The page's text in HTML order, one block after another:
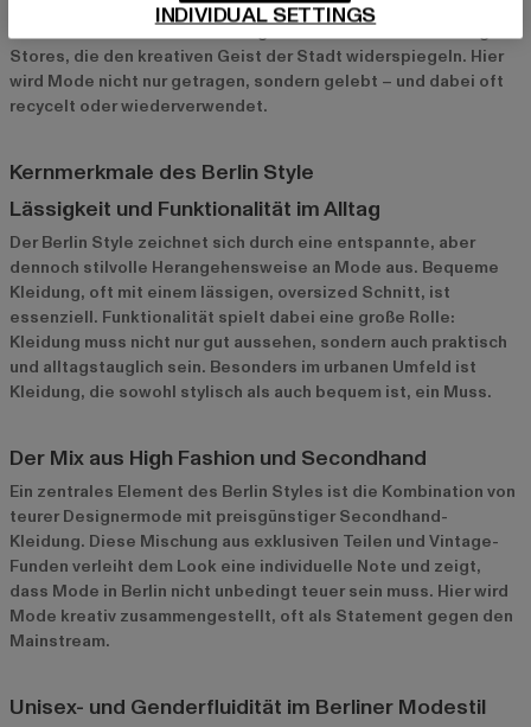
die Berliner Clubs, in denen neue Trends entstehen. Berlin ist
auch bekannt für seine vielfältigen Secondhand- und Vintage-
Stores, die den kreativen Geist der Stadt widerspiegeln. Hier
wird Mode nicht nur getragen, sondern gelebt – und dabei oft
recycelt oder wiederverwendet.
Kernmerkmale des Berlin Style
Lässigkeit und Funktionalität im Alltag
Der Berlin Style zeichnet sich durch eine entspannte, aber
dennoch stilvolle Herangehensweise an Mode aus. Bequeme
Kleidung, oft mit einem lässigen, oversized Schnitt, ist
essenziell. Funktionalität spielt dabei eine große Rolle:
Kleidung muss nicht nur gut aussehen, sondern auch praktisch
und alltagstauglich sein. Besonders im urbanen Umfeld ist
Kleidung, die sowohl stylisch als auch bequem ist, ein Muss.
Der Mix aus High Fashion und Secondhand
Ein zentrales Element des Berlin Styles ist die Kombination von
teurer Designermode mit preisgünstiger Secondhand-
Kleidung. Diese Mischung aus exklusiven Teilen und Vintage-
Funden verleiht dem Look eine individuelle Note und zeigt,
dass Mode in Berlin nicht unbedingt teuer sein muss. Hier wird
Mode kreativ zusammengestellt, oft als Statement gegen den
Mainstream.
Unisex- und Genderfluidität im Berliner Modestil
INDIVIDUAL SETTINGS